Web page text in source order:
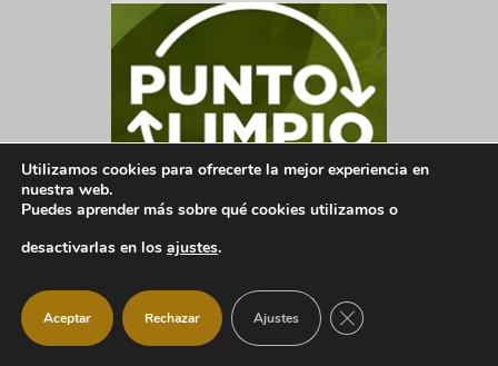
Utilizamos cookies para ofrecerte la mejor experiencia en
nuestra web.
Puedes aprender más sobre qué cookies utilizamos o
desactivarlas en los ajustes.
Aceptar Rechazar Ajustes CERRAR EL